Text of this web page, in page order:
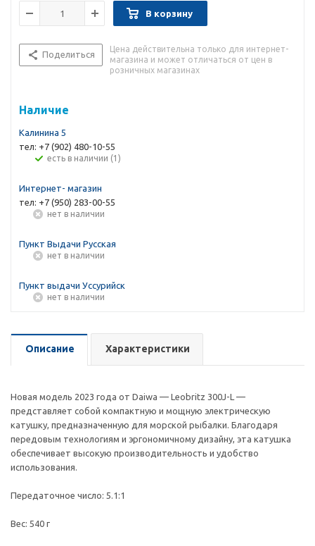
В корзину
Поделиться
Цена действительна только для интернет-
магазина и может отличаться от цен в
розничных магазинах
Наличие
Калинина 5
тел: +7 (902) 480-10-55
Есть в наличии (1)
Интернет- магазин
тел: +7 (950) 283-00-55
Нет в наличии
Пункт Выдачи Русская
Нет в наличии
Пункт выдачи Уссурийск
Нет в наличии
Описание Характеристики
Новая модель 2023 года от Daiwa — Leobritz 300J-L —
представляет собой компактную и мощную электрическую
катушку, предназначенную для морской рыбалки. Благодаря
передовым технологиям и эргономичному дизайну, эта катушка
обеспечивает высокую производительность и удобство
использования.
Передаточное число: 5.1:1
Вес: 540 г